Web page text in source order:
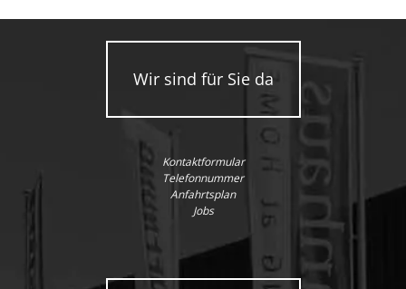
Wir sind für Sie da
Kontaktformular
Telefonnummer
Anfahrtsplan
Jobs